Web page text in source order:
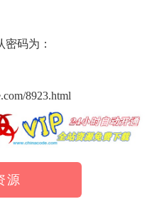
码为：
8923.html
源